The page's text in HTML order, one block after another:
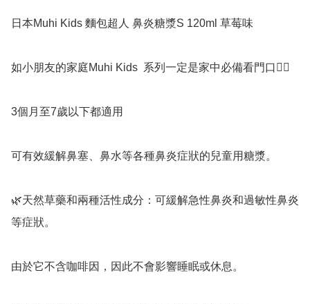
日本Muhi Kids 麵包超人 鼻炎糖漿S 120ml 草莓味
如小朋友的家庭Muhi Kids  系列一定是家中必備看門口👍🏻
3個月至7歲以下都適用
可有效緩解鼻塞、鼻水等各種鼻炎症狀的兒童用糖漿。
🌿天然草藥和兩種活性成分：可緩解急性鼻炎和過敏性鼻炎
等症狀。
由於它不含咖啡因，因此不會影響睡眠或休息。